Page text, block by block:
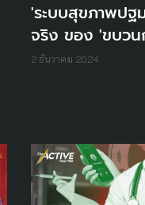
'ระบบสุขภาพปฐ
จริง ของ 'ขบว
2 ธันวาคม 2024